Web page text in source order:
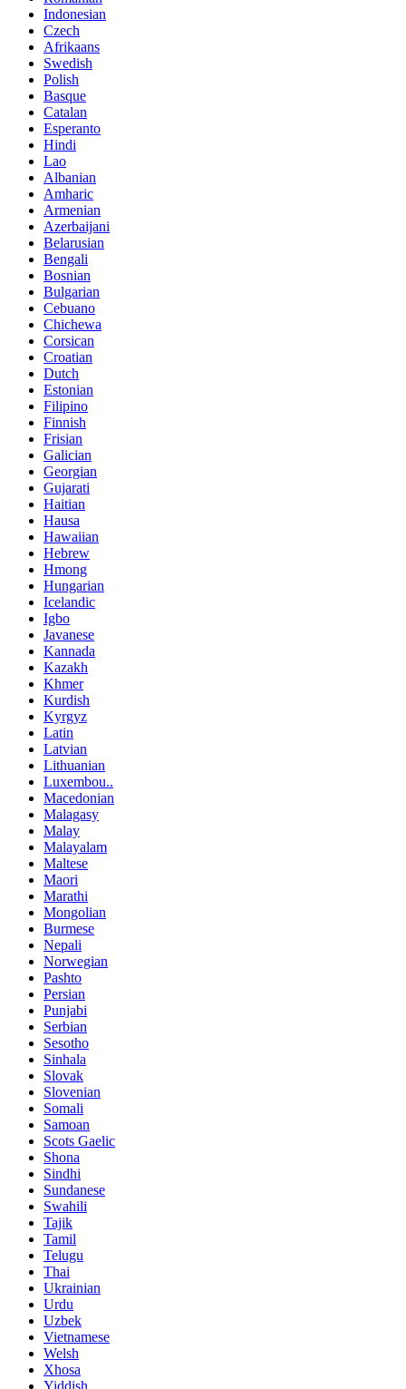
Indonesian
Czech
Afrikaans
Swedish
Polish
Basque
Catalan
Esperanto
Hindi
Lao
Albanian
Amharic
Armenian
Azerbaijani
Belarusian
Bengali
Bosnian
Bulgarian
Cebuano
Chichewa
Corsican
Croatian
Dutch
Estonian
Filipino
Finnish
Frisian
Galician
Georgian
Gujarati
Haitian
Hausa
Hawaiian
Hebrew
Hmong
Hungarian
Icelandic
Igbo
Javanese
Kannada
Kazakh
Khmer
Kurdish
Kyrgyz
Latin
Latvian
Lithuanian
Luxembou..
Macedonian
Malagasy
Malay
Malayalam
Maltese
Maori
Marathi
Mongolian
Burmese
Nepali
Norwegian
Pashto
Persian
Punjabi
Serbian
Sesotho
Sinhala
Slovak
Slovenian
Somali
Samoan
Scots Gaelic
Shona
Sindhi
Sundanese
Swahili
Tajik
Tamil
Telugu
Thai
Ukrainian
Urdu
Uzbek
Vietnamese
Welsh
Xhosa
Yiddish